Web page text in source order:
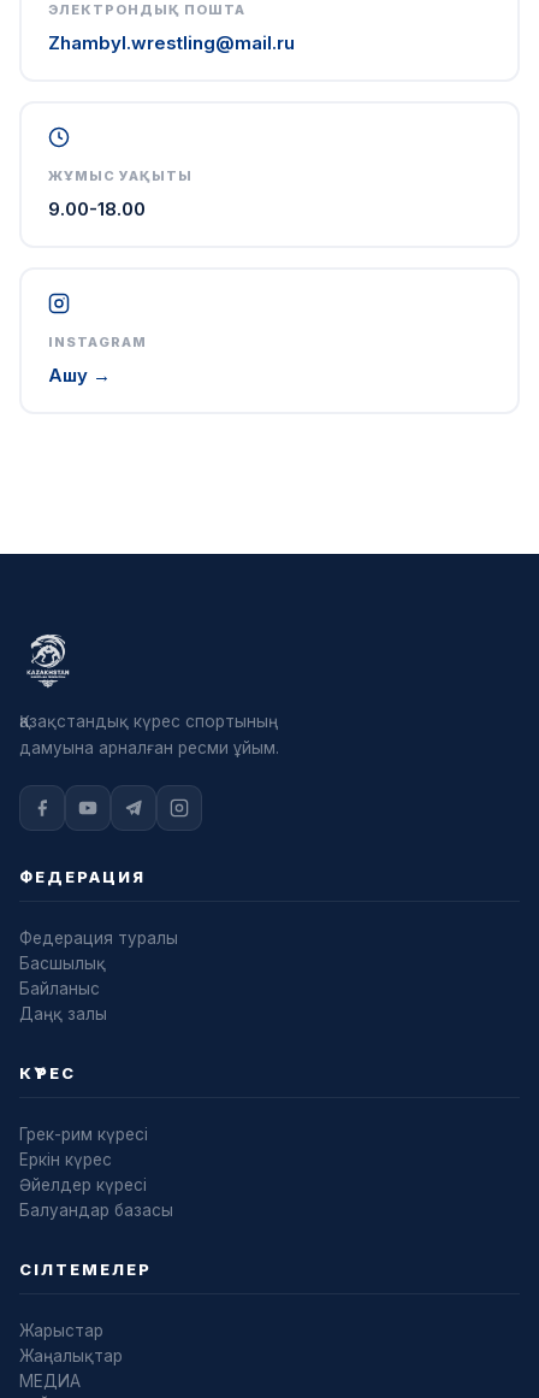
ЭЛЕКТРОНДЫҚ ПОШТА
Zhambyl.wrestling@mail.ru
ЖҰМЫС УАҚЫТЫ
9.00-18.00
INSTAGRAM
Ашу →
Қазақстандық күрес спортының
дамуына арналған ресми ұйым.
ФЕДЕРАЦИЯ
Федерация туралы
Басшылық
Байланыс
Даңқ залы
КҮРЕС
Грек-рим күресі
Еркін күрес
Әйелдер күресі
Балуандар базасы
СІЛТЕМЕЛЕР
Жарыстар
Жаңалықтар
МЕДИА